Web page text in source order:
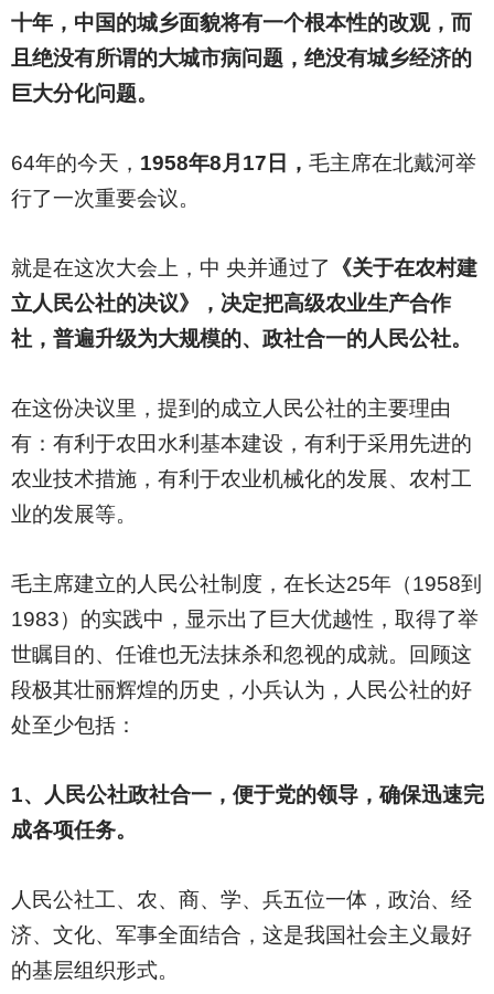
十年，中国的城乡面貌将有一个根本性的改观，而
且绝没有所谓的大城市病问题，绝没有城乡经济的
巨大分化问题。
64年的今天， 1958年8月17日， 毛主席在北戴河举
行了一次重要会议。
就是在这次大会上，中 央并通过了
《关于在农村建
立人民公社的决议》，决定把高级农业生产合作
社，普遍升级为大规模的、政社合一的人民公社。
在这份决议里，提到的成立人民公社的主要理由
有：有利于农田水利基本建设，有利于采用先进的
农业技术措施，有利于农业机械化的发展、农村工
业的发展等。
毛主席建立的人民公社制度，在长达25年（1958到
1983）的实践中，显示出了巨大优越性，取得了举
世瞩目的、任谁也无法抹杀和忽视的成就。回顾这
段极其壮丽辉煌的历史，小兵认为，人民公社的好
处至少包括：
1、人民公社政社合一，便于党的领导，确保迅速完
成各项任务。
人民公社工、农、商、学、兵五位一体，政治、经
济、文化、军事全面结合，这是我国社会主义最好
的基层组织形式。